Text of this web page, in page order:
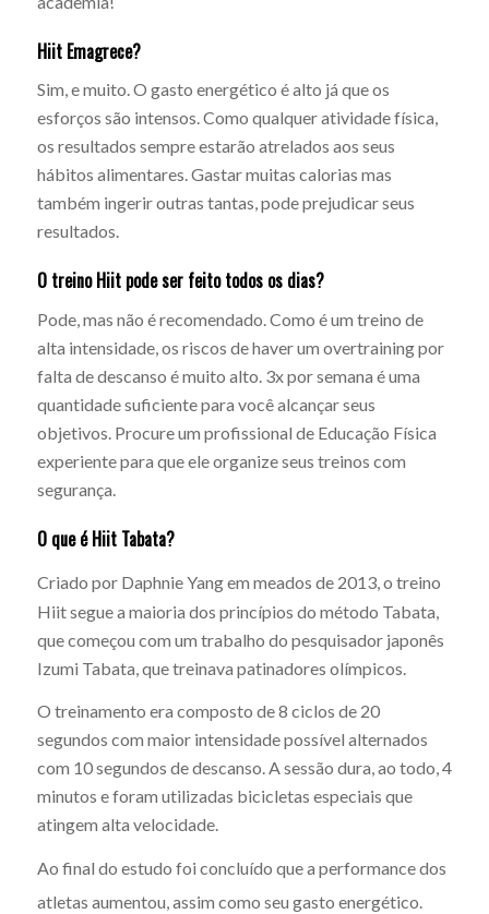
Hiit Emagrece?
Sim, e muito. O gasto energético é alto já que os
esforços são intensos. Como qualquer atividade física,
os resultados sempre estarão atrelados aos seus
hábitos alimentares. Gastar muitas calorias mas
também ingerir outras tantas, pode prejudicar seus
resultados.
O treino Hiit pode ser feito todos os dias?
Pode, mas não é recomendado. Como é um treino de
alta intensidade, os riscos de haver um overtraining por
falta de descanso é muito alto. 3x por semana é uma
quantidade suficiente para você alcançar seus
objetivos. Procure um profissional de Educação Física
experiente para que ele organize seus treinos com
segurança.
O que é Hiit Tabata?
Criado por Daphnie Yang em meados de 2013, o treino
Hiit segue a maioria dos princípios do método Tabata,
que começou com um trabalho do pesquisador japonês
Izumi Tabata, que treinava patinadores olímpicos.
O treinamento era composto de 8 ciclos de 20
segundos com maior intensidade possível alternados
com 10 segundos de descanso. A sessão dura, ao todo, 4
minutos e foram utilizadas bicicletas especiais que
atingem alta velocidade.
Ao final do estudo foi concluído que a performance dos
atletas aumentou, assim como seu gasto energético.